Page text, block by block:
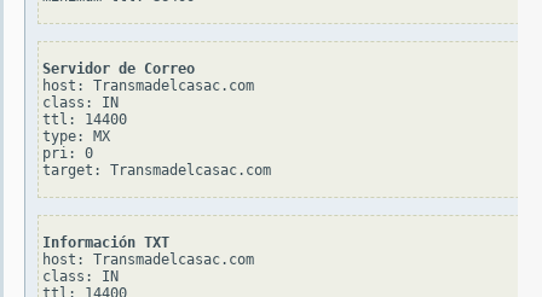
Servidor de Correo
host: Transmadelcasac.com
class: IN
ttl: 14400
type: MX
pri: 0
Información TXT
host: Transmadelcasac.com
class: IN